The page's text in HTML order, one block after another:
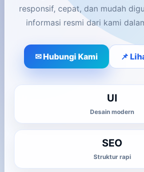
responsif, cepat, dan mudah
informasi resmi dari kami
✉ Hubungi Kami 📌
UI
Desain modern
SEO
Struktur rapi